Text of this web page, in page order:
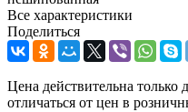
Все характеристики
Поделиться
Цена действительна только
отличаться от цен в